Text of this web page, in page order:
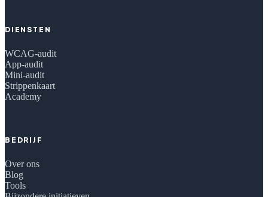
DIENSTEN
WCAG-audit
App-audit
Mini-audit
Strippenkaart
Academy
BEDRIJF
Over ons
Blog
Tools